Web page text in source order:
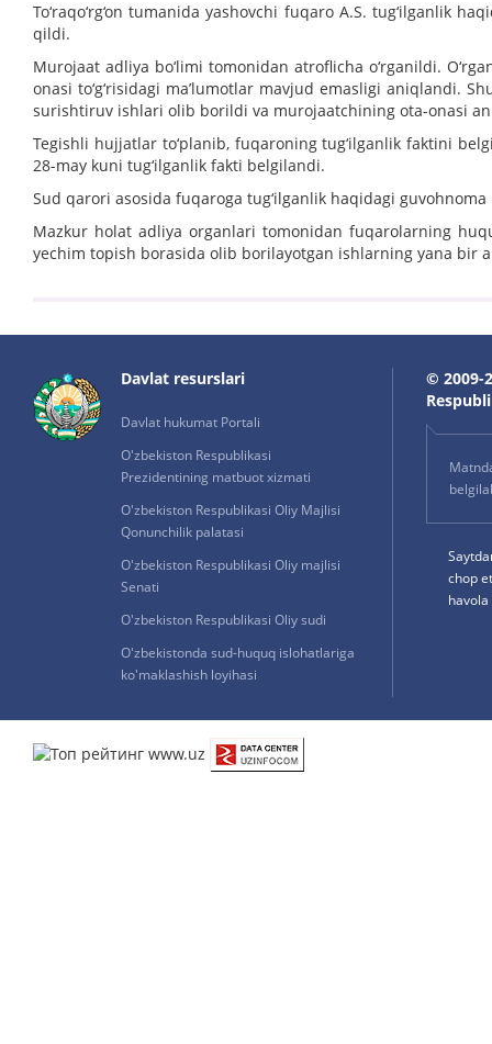
To‘raqo‘rg‘on tumanida yashovchi fuqaro A.S. tug‘ilganlik
qildi.
Murojaat adliya bo‘limi tomonidan atroflicha o‘rganildi.
onasi to‘g‘risidagi ma’lumotlar mavjud emasligi aniqlandi.
surishtiruv ishlari olib borildi va murojaatchining ota-onasi
Tegishli hujjatlar to‘planib, fuqaroning tug‘ilganlik faktini
28-may kuni tug‘ilganlik fakti belgilandi.
Sud qarori asosida fuqaroga tug‘ilganlik haqidagi
Mazkur holat adliya organlari tomonidan fuqarolarning
yechim topish borasida olib borilayotgan ishlarning yana bir
Davlat resurslari
Davlat hukumat Portali
O'zbekiston Respublikasi
Prezidentining matbuot xizmati
O'zbekiston Respublikasi Oliy Majlisi
Qonunchilik palatasi
O'zbekiston Respublikasi Oliy majlisi
Senati
O'zbekiston Respublikasi Oliy sudi
O'zbekistonda sud-huquq islohatlariga
ko'maklashish loyihasi
© 2009-
chop